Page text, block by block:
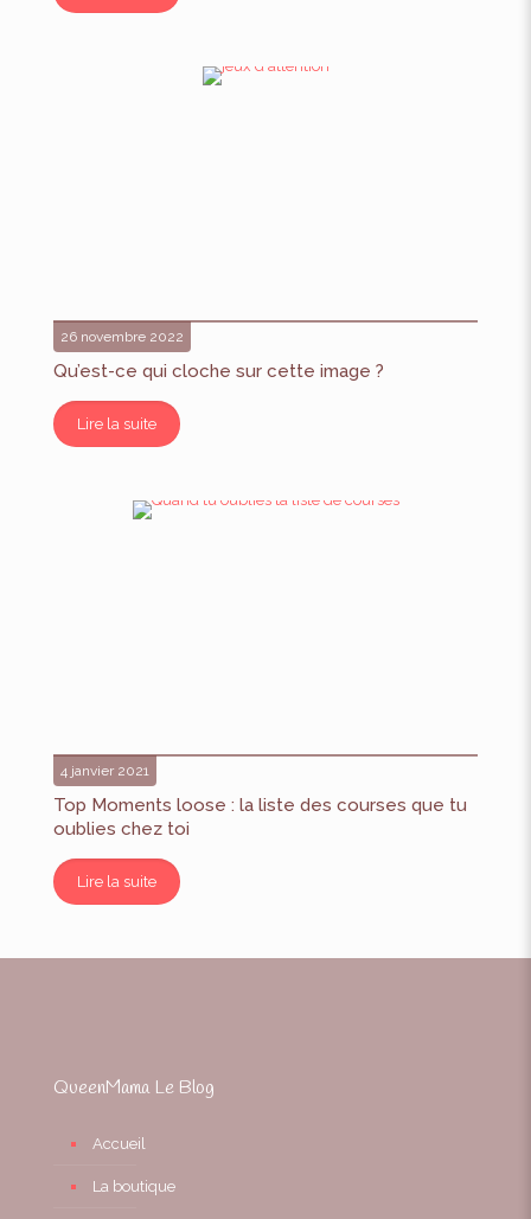
26 novembre 2022
Qu’est-ce qui cloche sur cette image ?
Lire la suite
4 janvier 2021
Top Moments loose : la liste des courses que tu
oublies chez toi
Lire la suite
QueenMama Le Blog
Accueil
La boutique